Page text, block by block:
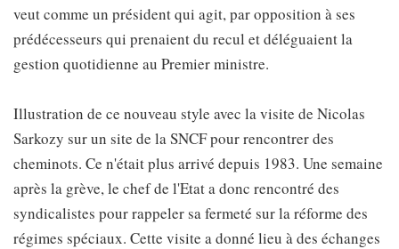
veut comme un président qui agit, par opposition à ses
prédécesseurs qui prenaient du recul et déléguaient la
gestion quotidienne au Premier ministre.
Illustration de ce nouveau style avec la visite de Nicolas
Sarkozy sur un site de la SNCF pour rencontrer des
cheminots. Ce n'était plus arrivé depuis 1983. Une semaine
après la grève, le chef de l'Etat a donc rencontré des
syndicalistes pour rappeler sa fermeté sur la réforme des
régimes spéciaux. Cette visite a donné lieu à des échanges